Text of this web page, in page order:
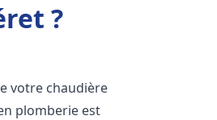
?
votre chaudière
plomberie est